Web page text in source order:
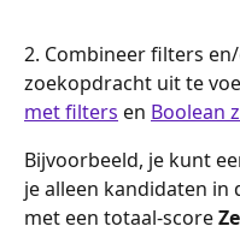
2. Combineer filters
zoekopdracht uit te
met filters en Boolean
Bijvoorbeeld, je kunt
je alleen kandidaten in
met een totaal-score